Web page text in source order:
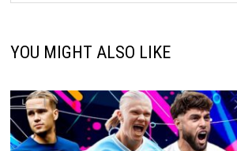
YOU MIGHT ALSO LIKE